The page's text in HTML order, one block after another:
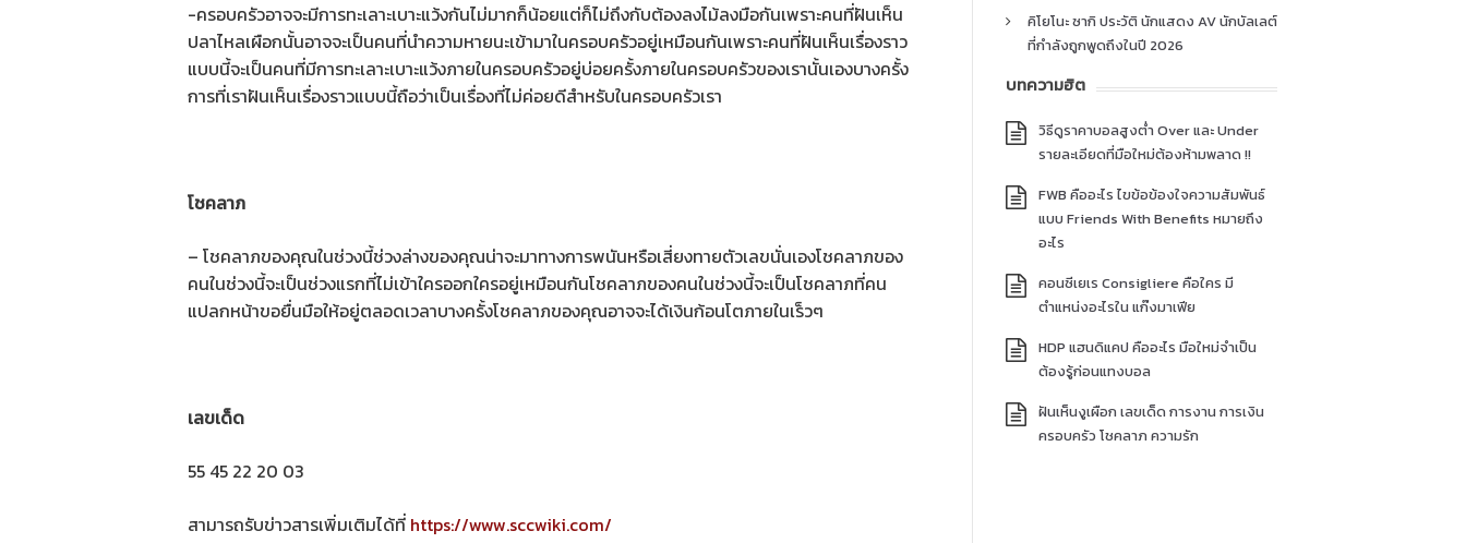
-ครอบครัวอาจจะมีการทะเลาะเบาะแว้งกันไม่มากก็น้อยแต่ก็ไม่ถึงกับต้องลงไม้ลงมือกันเพราะคนที่ฝันเห็น
ปลาไหลเผือกนั้นอาจจะเป็นคนที่นำความหายนะเข้ามาในครอบครัวอยู่เหมือนกันเพราะคนที่ฝันเห็นเรื่องราว
แบบนี้จะเป็นคนที่มีการทะเลาะเบาะแว้งภายในครอบครัวอยู่บ่อยครั้งภายในครอบครัวของเรานั้นเองบางครั้ง
การที่เราฝันเห็นเรื่องราวแบบนี้ถือว่าเป็นเรื่องที่ไม่ค่อยดีสำหรับในครอบครัวเรา
โชคลาภ
– โชคลาภของคุณในช่วงนี้ช่วงล่างของคุณน่าจะมาทางการพนันหรือเสี่ยงทายตัวเลขนั่นเองโชคลาภของ
คนในช่วงนี้จะเป็นช่วงแรกที่ไม่เข้าใครออกใครอยู่เหมือนกันโชคลาภของคนในช่วงนี้จะเป็นโชคลาภที่คน
แปลกหน้าขอยื่นมือให้อยู่ตลอดเวลาบางครั้งโชคลาภของคุณอาจจะได้เงินก้อนโตภายในเร็วๆ
เลขเด็ด
55 45 22 20 03
สามารถรับข่าวสารเพิ่มเติมได้ที่ https://www.sccwiki.com/
คิโยโนะ ซากิ ประวัติ นักแสดง AV นักบัลเลต์
ที่กำลังถูกพูดถึงในปี 2026
บทความฮิต
วิธีดูราคาบอลสูงต่ำ Over และ Under
รายละเอียดที่มือใหม่ต้องห้ามพลาด !!
FWB คืออะไร ไขข้อข้องใจความสัมพันธ์
แบบ Friends With Benefits หมายถึง
อะไร
คอนซีเยเร Consigliere คือใคร มี
ตำแหน่งอะไรใน แก๊งมาเฟีย
HDP แฮนดิแคป คืออะไร มือใหม่จำเป็น
ต้องรู้ก่อนแทงบอล
ฝันเห็นงูเผือก เลขเด็ด การงาน การเงิน
ครอบครัว โชคลาภ ความรัก